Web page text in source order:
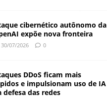
cibernético autônomo da
expõe nova fronteira
30/07/2026 0
DDoS ficam mais
e impulsionam uso de IA
defesa das redes